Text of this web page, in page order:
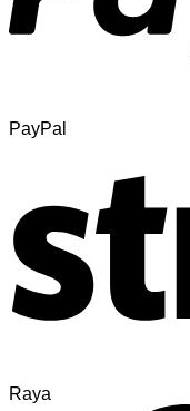
PayPal
Raya